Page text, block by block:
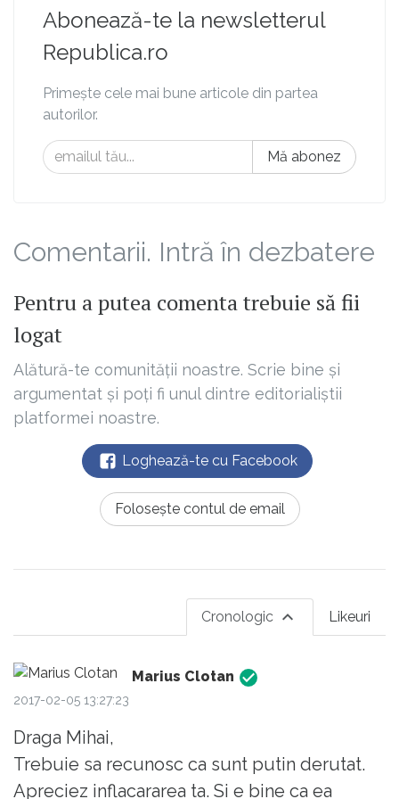
Abonează-te la newsletterul
Republica.ro
Primește cele mai bune articole din partea
autorilor.
Mă abonez
Comentarii. Intră în dezbatere
Pentru a putea comenta trebuie să fii
logat
Alătură-te comunității noastre. Scrie bine și
argumentat și poți fi unul dintre editorialiștii
platformei noastre.
Loghează-te cu Facebook
Folosește contul de email
Likeuri
Cronologic
Marius Clotan
2017-02-05 13:27:23
Draga Mihai,
Trebuie sa recunosc ca sunt putin derutat.
Apreciez inflacararea ta. Si e bine ca ea